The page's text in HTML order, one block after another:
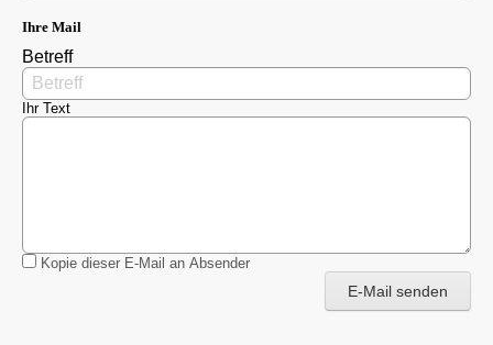
Ihre Mail
Betreff
Ihr Text
Kopie dieser E-Mail an Absender
E-Mail senden